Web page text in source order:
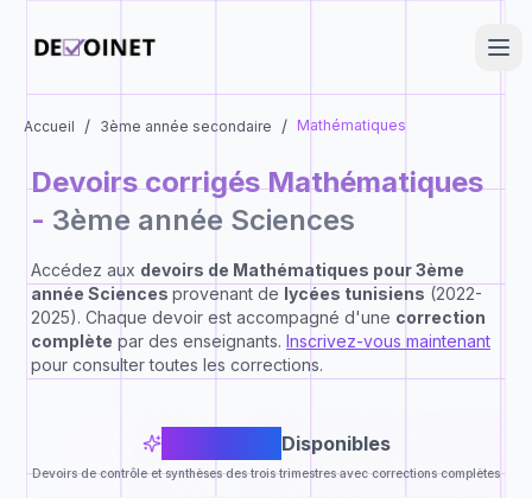
Accueil / 3ème année secondaire / Mathématiques
Devoirs corrigésMathématiques
- 3ème année Sciences
Accédez aux devoirs de Mathématiques pour3ème
année Sciences provenant de lycées tunisiens (2022-
2025). Chaque devoir est accompagné d'une correction
complète par des enseignants. Inscrivez-vous maintenant
pour consulter toutes les corrections.
19 Disponibles
Devoirs de contrôle et synthèses des trois trimestres avec corrections complètes